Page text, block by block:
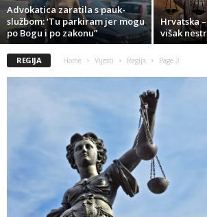
Advokatica zaratila s pauk-
službom: ‘Tu parkiram jer mogu
po Bogu i po zakonu”
Hrvatska
višak
REGIJA Home Vijesti Regija Page 3